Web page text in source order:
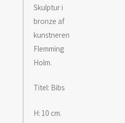
Skulptur i
bronze af
kunstneren
Flemming
Holm.
Titel: Bibs
H: 10 cm.